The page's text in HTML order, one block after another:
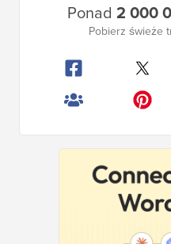
Ponad 2 000
Pobierz świeże